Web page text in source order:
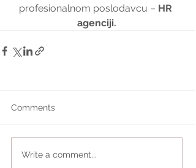
profesionalnom poslodavcu – HR
agenciji.
Comments
Write a comment...